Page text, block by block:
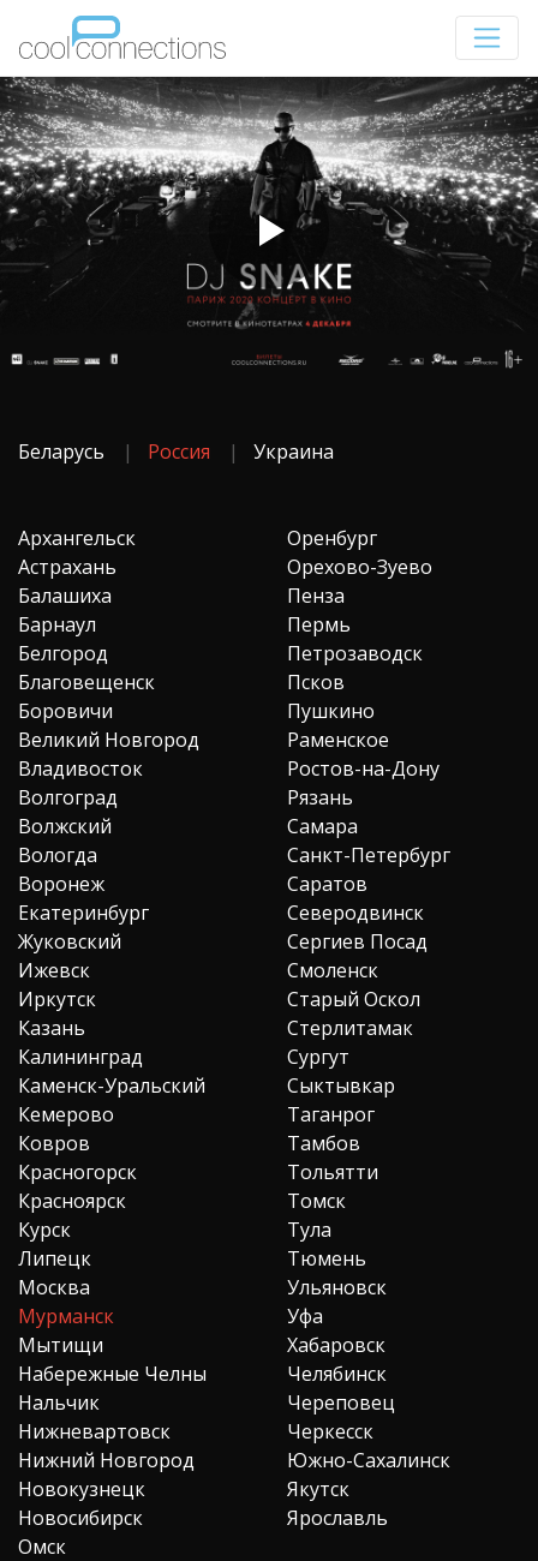
Беларусь Россия Украина
Архангельск
Астрахань
Балашиха
Барнаул
Белгород
Благовещенск
Боровичи
Великий Новгород
Владивосток
Волгоград
Волжский
Вологда
Воронеж
Екатеринбург
Жуковский
Ижевск
Иркутск
Казань
Калининград
Каменск-Уральский
Кемерово
Ковров
Красногорск
Красноярск
Курск
Липецк
Москва
Мурманск
Мытищи
Набережные Челны
Нальчик
Нижневартовск
Нижний Новгород
Новокузнецк
Новосибирск
Омск
Оренбург
Орехово-Зуево
Пенза
Пермь
Петрозаводск
Псков
Пушкино
Раменское
Ростов-на-Дону
Рязань
Самара
Санкт-Петербург
Саратов
Северодвинск
Сергиев Посад
Смоленск
Старый Оскол
Стерлитамак
Сургут
Сыктывкар
Таганрог
Тамбов
Тольятти
Томск
Тула
Тюмень
Ульяновск
Уфа
Хабаровск
Челябинск
Череповец
Черкесск
Южно-Сахалинск
Якутск
Ярославль